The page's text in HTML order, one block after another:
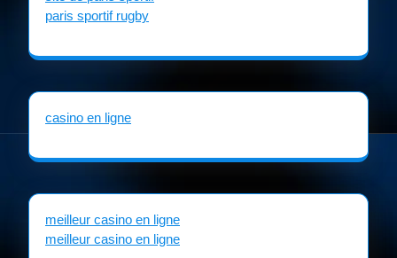
paris sportif rugby
casino en ligne
meilleur casino en ligne
meilleur casino en ligne